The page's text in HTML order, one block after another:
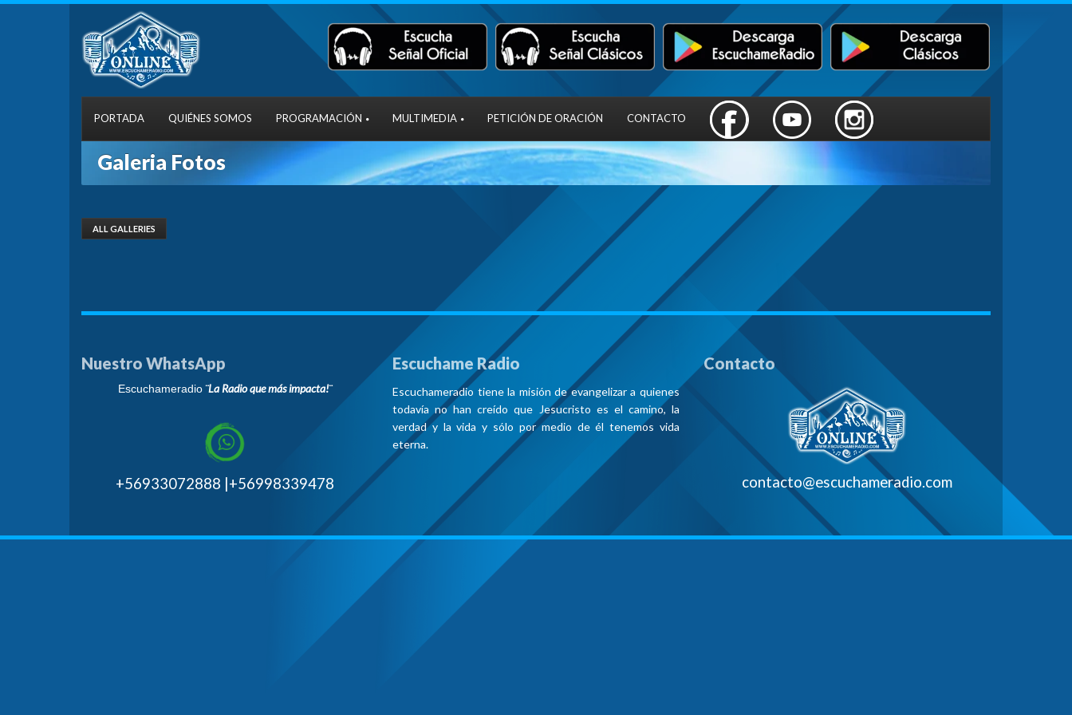
PORTADA QUIÉNES SOMOS PROGRAMACIÓN MULTIMEDIA PETICIÓN DE ORACIÓN CONTACTO
Galeria Fotos
ALL GALLERIES
Nuestro WhatsApp
Escuchameradio¨La Radio que más impacta!¨
+56933072888 |+56998339478
Escuchame Radio
Escuchameradio tiene la misión de evangelizar a quienes
todavía no han creído que Jesucristo es el camino, la
verdad y la vida y sólo por medio de él tenemos vida
eterna.
Contacto
contacto@escuchameradio.com